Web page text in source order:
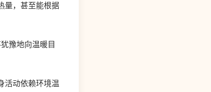
量，甚至能根据
豫地向温暖目
动依赖环境温